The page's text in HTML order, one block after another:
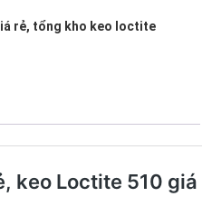
rẻ, tổng kho keo loctite